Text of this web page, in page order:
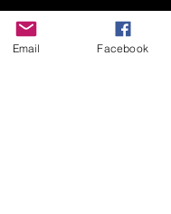
Email Facebook